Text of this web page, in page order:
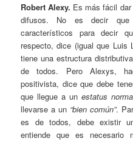
Robert Alexy. Es más fácil
difusos. No es decir que
característicos para decir
respecto, dice (igual que Luis
tiene una estructura
de todos. Pero Alexys,
positivista, dice que debe
que llegue a unestatus
llevarse a un “bien común”.
es de todos, debe existir
entiende que es necesario